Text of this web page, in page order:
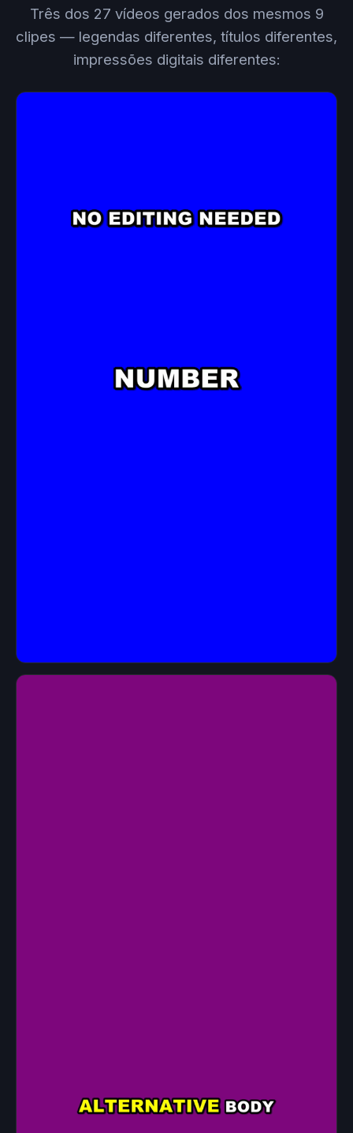
Três dos 27 vídeos gerados dos mesmos 9
clipes — legendas diferentes, títulos diferentes,
impressões digitais diferentes: